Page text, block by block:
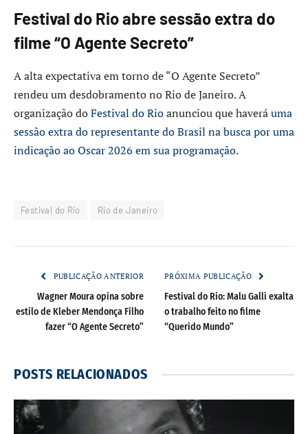
Festival do Rio abre sessão extra do
filme “O Agente Secreto”
A alta expectativa em torno de “O Agente Secreto”
rendeu um desdobramento no Rio de Janeiro. A
organização doFestival do Rioanunciou que haveráuma
sessão extra do representante do Brasil na busca por uma
indicação ao Oscar 2026 em sua programação.
Festival do Rio Rio de Janeiro
PUBLICAÇÃO ANTERIOR
Wagner Moura opina sobre
estilo de Kleber Mendonça Filho
fazer “O Agente Secreto”
PRÓXIMA PUBLICAÇÃO
Festival do Rio: Malu Galli exalta
o trabalho feito no filme
“Querido Mundo”
POSTS RELACIONADOS